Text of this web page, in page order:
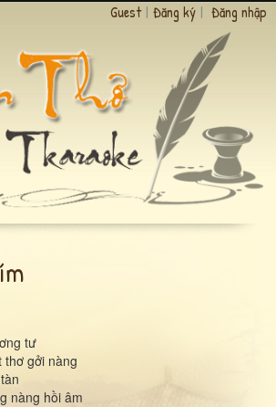
Guest | Đăng ký | Đăng nhập
tư
thơ gởi nàng
nàng hồi âm